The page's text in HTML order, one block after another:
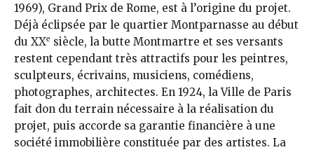
1969), Grand Prix de Rome, est à l’origine du projet.
Déjà éclipsée par le quartier Montparnasse au début
du XXe siècle, la butte Montmartre et ses versants
restent cependant très attractifs pour les peintres,
sculpteurs, écrivains, musiciens, comédiens,
photographes, architectes. En 1924, la Ville de Paris
fait don du terrain nécessaire à la réalisation du
projet, puis accorde sa garantie financière à une
société immobilière constituée par des artistes. La